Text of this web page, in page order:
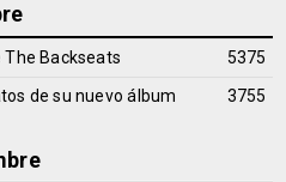
The Backseats
5375
de su nuevo álbum
3755